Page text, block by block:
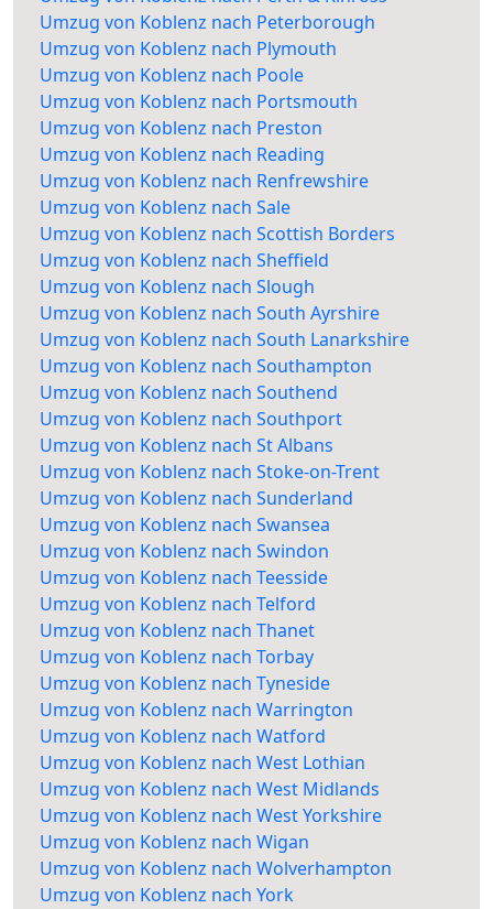
Umzug von Koblenz nach Peterborough
Umzug von Koblenz nach Plymouth
Umzug von Koblenz nach Poole
Umzug von Koblenz nach Portsmouth
Umzug von Koblenz nach Preston
Umzug von Koblenz nach Reading
Umzug von Koblenz nach Renfrewshire
Umzug von Koblenz nach Sale
Umzug von Koblenz nach Scottish Borders
Umzug von Koblenz nach Sheffield
Umzug von Koblenz nach Slough
Umzug von Koblenz nach South Ayrshire
Umzug von Koblenz nach South Lanarkshire
Umzug von Koblenz nach Southampton
Umzug von Koblenz nach Southend
Umzug von Koblenz nach Southport
Umzug von Koblenz nach St Albans
Umzug von Koblenz nach Stoke-on-Trent
Umzug von Koblenz nach Sunderland
Umzug von Koblenz nach Swansea
Umzug von Koblenz nach Swindon
Umzug von Koblenz nach Teesside
Umzug von Koblenz nach Telford
Umzug von Koblenz nach Thanet
Umzug von Koblenz nach Torbay
Umzug von Koblenz nach Tyneside
Umzug von Koblenz nach Warrington
Umzug von Koblenz nach Watford
Umzug von Koblenz nach West Lothian
Umzug von Koblenz nach West Midlands
Umzug von Koblenz nach West Yorkshire
Umzug von Koblenz nach Wigan
Umzug von Koblenz nach Wolverhampton
Umzug von Koblenz nach York